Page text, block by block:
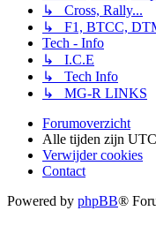
↳ Cross, Rally...
↳ F1, BTCC,
Tech - Info
↳ I.C.E
↳ Tech Info
↳ MG-R LINKS
Forumoverzicht
Alle tijden zijn
Verwijder cookies
Contact
Powered by phpBB®